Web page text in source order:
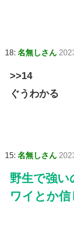
18: 名無しさん
>>14
ぐうわかる
15: 名無しさん
野生で強い
ワイとか